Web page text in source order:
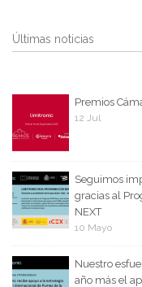
Últimas noticias
Premios
12 Jul
Seguimos
gracias al
NEXT
10 Mayo
Nuestro
año más el